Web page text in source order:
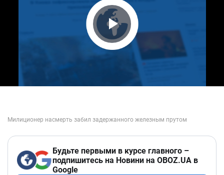
Play Video
Будьте первыми в курсе главного –
подпишитесь на Новини на OBOZ.UA в
Google